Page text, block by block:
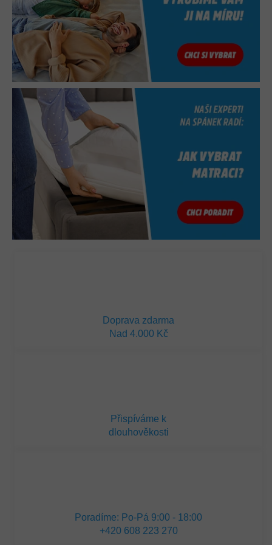
Doprava zdarma
Nad 4.000 Kč
Přispíváme k
dlouhověkosti
Poradíme: Po-Pá 9:00 - 18:00
+420 608 223 270